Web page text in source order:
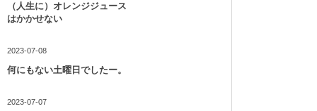
（人生に）オレンジジュース
はかかせない
2023-07-08
何にもない土曜日でしたー。
2023-07-07